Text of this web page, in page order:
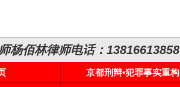
杨佰林律师电话：13816613858
京都刑辩•犯罪事实重构